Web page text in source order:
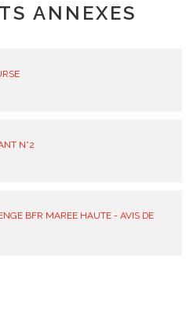
ANNEXES
N°2
BFR MAREE HAUTE - AVIS DE